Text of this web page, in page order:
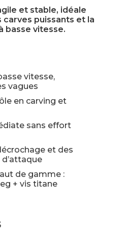
et stable, idéale
carves puissants et la
basse vitesse.
vitesse,
vagues
en carving et
sans effort
et des
de gamme :
+ vis titane